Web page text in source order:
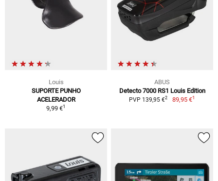
Louis
SUPORTE PUNHO
ACELERADOR
9,99 €1
ABUS
Detecto 7000 RS1 Louis Edition
PVP 139,95 €2 89,95 €1